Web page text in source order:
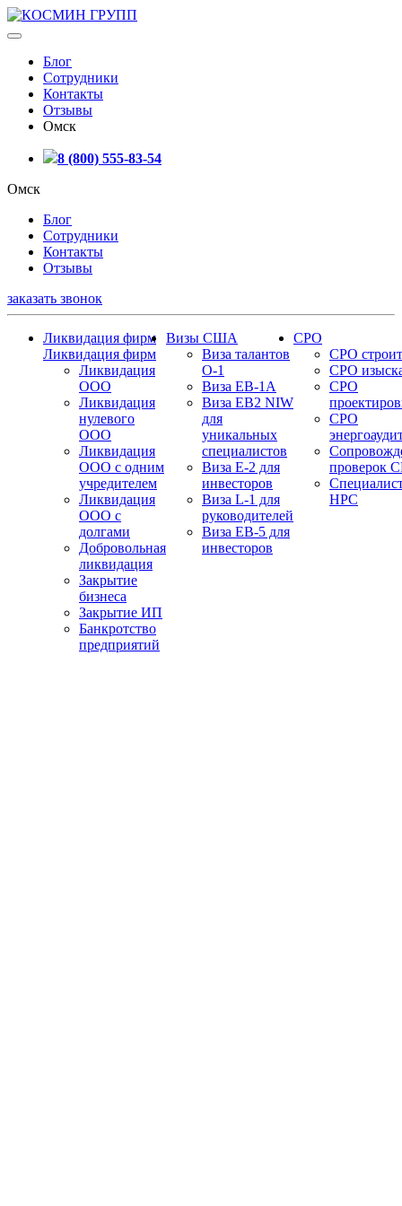
Блог
Сотрудники
Контакты
Отзывы
Омск
8 (800) 555-83-54
Омск
Блог
Сотрудники
Контакты
Отзывы
заказать звонок
Ликвидация фирм
Ликвидация фирм
Ликвидация
ООО
Ликвидация
нулевого
ООО
Ликвидация
ООО с одним
учредителем
Ликвидация
ООО с
долгами
Добровольная
ликвидация
Закрытие
бизнеса
Закрытие ИП
Банкротство
предприятий
Визы США
Виза талантов
О-1
Виза EB-1A
Виза EB2 NIW
для
уникальных
специалистов
Виза E-2 для
инвесторов
Виза L-1 для
руководителей
Виза EB-5 для
инвесторов
СРО
СРО
СРО
СРО
СРО
проверок
НРС